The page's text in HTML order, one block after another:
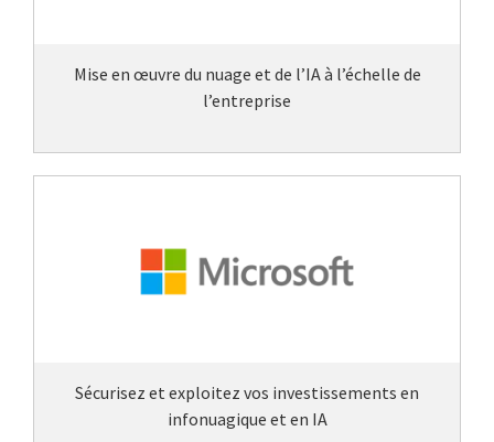
Mise en œuvre du nuage et de l’IA à l’échelle de
l’entreprise
Sécurisez et exploitez vos investissements en
infonuagique et en IA